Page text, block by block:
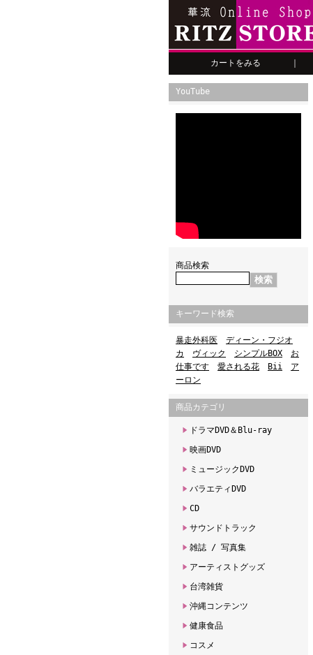
カートをみる
YouTube
商品検索
キーワード検索
暴走外科医
ディーン・フジオ
カ
ヴィック シンプルBOX
お
仕事です
愛される花 Bii
ア
ーロン
商品カテゴリ
ドラマDVD＆Blu-ray
映画DVD
ミュージックDVD
バラエティDVD
CD
サウンドトラック
雑誌 / 写真集
アーティストグッズ
台湾雑貨
沖縄コンテンツ
健康食品
コスメ